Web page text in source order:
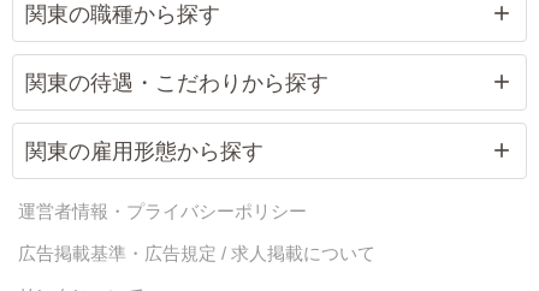
住所：東京都大田区蒲田
営業時間：9:00-翌5:00
ウルトラギャラクシー
住所：東京都大田区蒲田
営業時間：9:00～翌5:00
ウルトラセレブリティ
業種：デリヘル
関東の職種から探す
関東の待遇・こだわりから探す
関東の雇用形態から探す
運営者情報・プライバシーポリシー
広告掲載基準・広告規定 / 求人掲載について